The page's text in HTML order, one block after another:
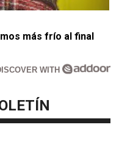
más frío al final
WITH